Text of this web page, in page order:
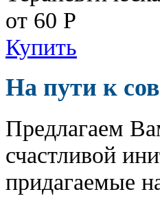
от 60 Р
Купить
На пути к
Предлагаем
счастливой
придагаемые